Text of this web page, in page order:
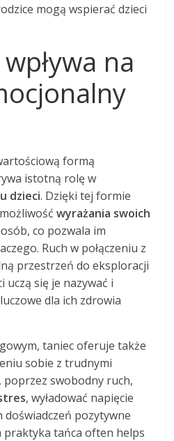
mogą wspierać dzieci
na
formą
istotną rolę w
dzieci. Dzięki tej formie
wyrażania swoich
co pozwala im
Ruch w połączeniu z
przestrzeń do eksploracji
uczą się je nazywać i
dla ich zdrowia
taniec oferuje także
sobie z trudnymi
poprzez swobodny ruch,
, wyładować napięcie
pozytywne
praktyka tańca often helps